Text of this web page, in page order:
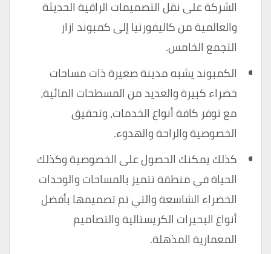
الشركة على نقل التصميمات الراقية الحديثة
والعالمية من كاليفورنيا إلى كمبوند ازار
التجمع الخامس.
الكمبوند يشبه مدينة صغيرة ذات مساحات
خضراء كبيرة والعديد من المسطحات المائية،
مع توفر كافة أنواع الخدمات، وتحقيق
الخصوصية والراحة والهدوء.
كذلك يمكنك الحصول على الخصوصية وكذلك
الحياة في منطقة تتميز بالمساحات والوحدات
الخضراء الشاسعة والتي تم تصميمها بأفضل
أنواع البحيرات الكريستالية والتصاميم
المعمارية المذهلة.